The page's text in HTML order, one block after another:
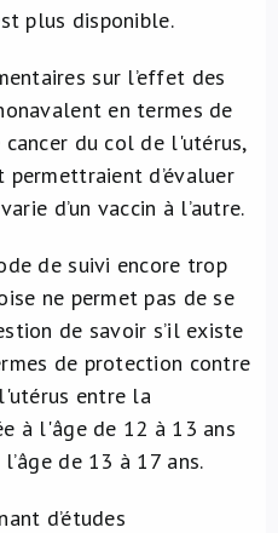
plus disponible.
sur l’effet des
en termes de
du col de l'utérus,
d’évaluer
d’un vaccin à l’autre.
de suivi encore trop
ne permet pas de se
de savoir s’il existe
de protection contre
entre la
à l'âge de 12 à 13 ans
de 13 à 17 ans.
d’études